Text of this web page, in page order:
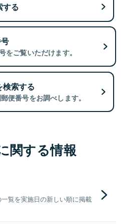
する
をご覧いただけます。
索する
便番号をお調べします。
関する情報
覧を実施日の新しい順に掲載